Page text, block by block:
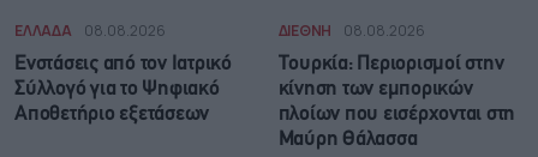
ΕΛΛΑΔΑ 08.08.2026
Ενστάσεις από τον Ιατρικό
Σύλλογό για το Ψηφιακό
Αποθετήριο εξετάσεων
ΔΙΕΘΝΗ 08.08.2026
Τουρκία: Περιορισμοί στην
κίνηση των εμπορικών
πλοίων που εισέρχονται στη
Μαύρη Θάλασσα